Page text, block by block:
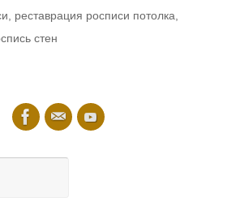
реставрация росписи потолка
стен